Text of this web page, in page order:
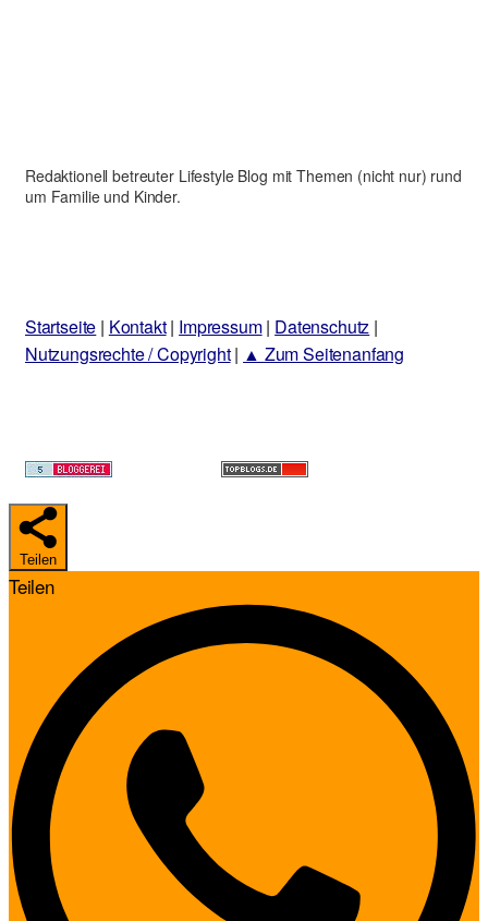
Redaktionell betreuter Lifestyle Blog mit Themen (nicht nur) rund
um Familie und Kinder.
Startseite | Kontakt| Impressum| Datenschutz |
Nutzungsrechte / Copyright| ▲ Zum Seitenanfang
Teilen
Teilen